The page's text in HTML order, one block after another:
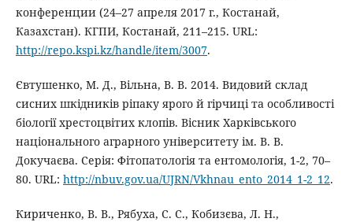
конференции (24–27 апреля 2017 г., Костанай,
Казахстан). КГПИ, Костанай, 211–215. URL:
http://repo.kspi.kz/handle/item/3007.
Євтушенко, М. Д., Вільна, В. В. 2014. Видовий склад
сисних шкідників ріпаку ярого й гірчиці та особливості
біології хрестоцвітих клопів. Вісник Харківського
національного аграрного університету ім. В. В.
Докучаєва. Серія: Фітопатологія та ентомологія, 1-2, 70–
80. URL: http://nbuv.gov.ua/UJRN/Vkhnau_ento_2014_1-2_12.
Кириченко, В. В., Рябуха, С. С., Кобизєва, Л. Н.,